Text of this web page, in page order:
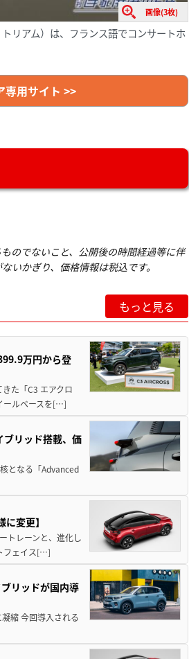
画像(3枚)
リアム）は、フランス語でコンサートホ
用サイト >>
のでないこと、公開後の時間経過等に伴
いかぎり、価格情報は税込です。
もっと見る
万円から登
た「C3 エアクロ
ールベースを[…]
ブリッド搭載、価
となる「Advanced
変更】
トレーンと、進化し
フェイス[…]
リッドが国内導
縮 今回導入される